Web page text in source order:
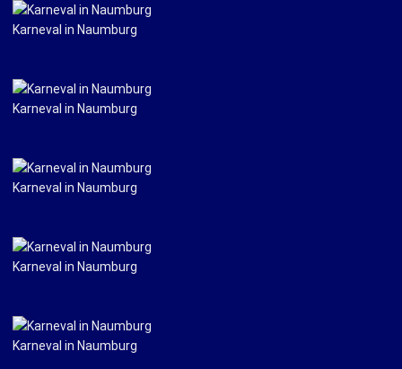
Karneval in Naumburg
Karneval in Naumburg
Karneval in Naumburg
Karneval in Naumburg
Karneval in Naumburg